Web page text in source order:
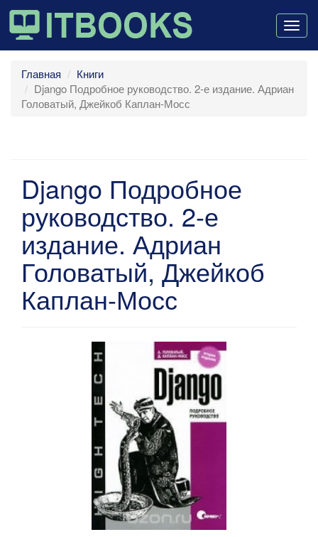
Главная
Книги
Django Подробное руководство. 2-е издание. Адриан
Головатый, Джейкоб Каплан-Мосс
Django Подробное
руководство. 2-е
издание. Адриан
Головатый, Джейкоб
Каплан-Мосс